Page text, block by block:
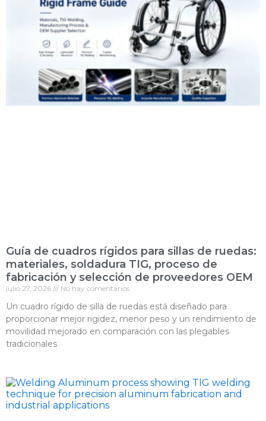
Guía de cuadros rígidos para sillas de ruedas:
materiales, soldadura TIG, proceso de
fabricación y selección de proveedores OEM
julio 27, 2026 No hay comentarios
Un cuadro rígido de silla de ruedas está diseñado para
proporcionar mejor rigidez, menor peso y un rendimiento de
movilidad mejorado en comparación con las plegables
tradicionales